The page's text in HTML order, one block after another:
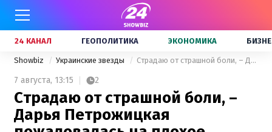
24 КАНАЛ ГЕОПОЛИТИКА ЭКОНОМИКА
Showbiz Украинские звезды Страдаю от страшной боли, – Дарья Петрожицкая пожаловалась на плохое самочувствие
7 августа, 13:15 2
Страдаю от страшной боли, –
Дарья Петрожицкая